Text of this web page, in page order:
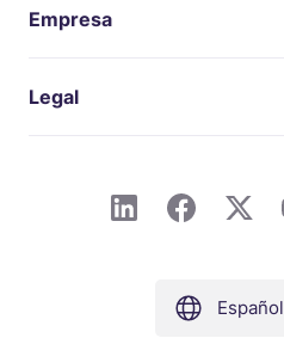
Empresa
Legal
Español